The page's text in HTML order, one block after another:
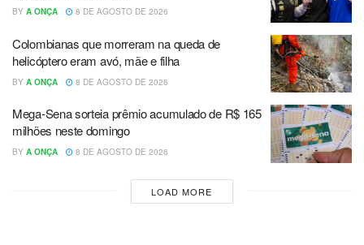
BY A ONÇA 8 DE AGOSTO DE 2026
Colombianas que morreram na queda de
helicóptero eram avó, mãe e filha
BY A ONÇA 8 DE AGOSTO DE 2026
Mega-Sena sorteia prêmio acumulado de R$ 165
milhões neste domingo
BY A ONÇA 8 DE AGOSTO DE 2026
LOAD MORE